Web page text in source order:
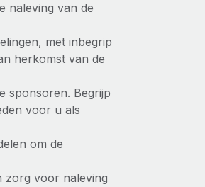
naleving van de
met inbegrip
herkomst van de
sponsoren. Begrijp
voor u als
om de
zorg voor naleving